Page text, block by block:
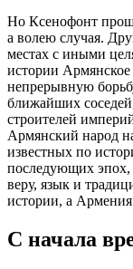
Но Ксенофонт
а волею случая.
местах с иными
истории
непрерывную
ближайших
строителей
Армянский народ
известных по
последующих эпох,
веру, язык и
истории, а Армения
С начала